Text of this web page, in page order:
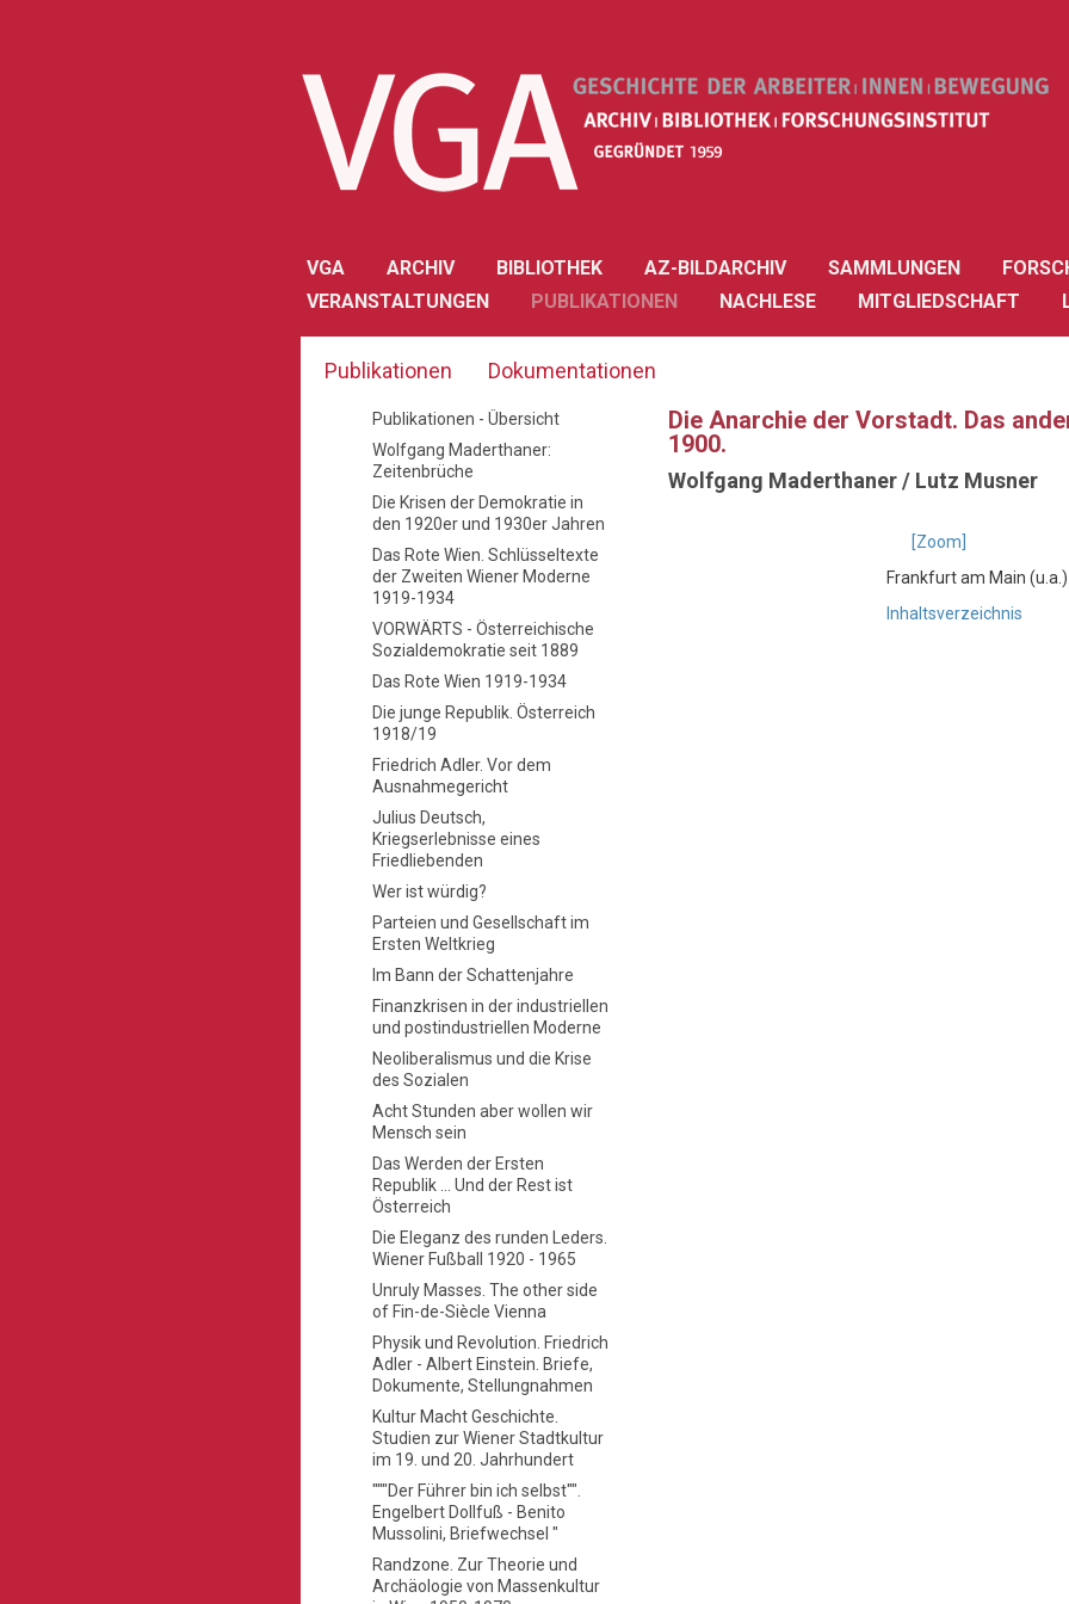
VGA ARCHIV BIBLIOTHEK AZ-BILDARCHIV SAMMLUNGEN
VERANSTALTUNGEN
PUBLIKATIONEN NACHLESE MITGLIEDSCHAFT
Publikationen Dokumentationen
Publikationen - Übersicht
Wolfgang Maderthaner:
Zeitenbrüche
Die Krisen der Demokratie in
den 1920er und 1930er Jahren
Das Rote Wien. Schlüsseltexte
der Zweiten Wiener Moderne
1919-1934
VORWÄRTS - Österreichische
Sozialdemokratie seit 1889
Das Rote Wien 1919-1934
Die junge Republik. Österreich
1918/19
Friedrich Adler. Vor dem
Ausnahmegericht
Julius Deutsch,
Kriegserlebnisse eines
Friedliebenden
Wer ist würdig?
Parteien und Gesellschaft im
Ersten Weltkrieg
Im Bann der Schattenjahre
Finanzkrisen in der industriellen
und postindustriellen Moderne
Neoliberalismus und die Krise
des Sozialen
Acht Stunden aber wollen wir
Mensch sein
Das Werden der Ersten
Republik ... Und der Rest ist
Österreich
Die Eleganz des runden Leders.
Wiener Fußball 1920 - 1965
Unruly Masses. The other side
of Fin-de-Siècle Vienna
Physik und Revolution. Friedrich
Adler - Albert Einstein. Briefe,
Dokumente, Stellungnahmen
Kultur Macht Geschichte.
Studien zur Wiener Stadtkultur
im 19. und 20. Jahrhundert
"""Der Führer bin ich selbst"".
Engelbert Dollfuß - Benito
Mussolini, Briefwechsel "
Randzone. Zur Theorie und
Archäologie von Massenkultur
Die Anarchie der Vorstadt. Das
1900.
Wolfgang Maderthaner / Lutz Musner
[Zoom]
Frankfurt am Main (u.a.)
Inhaltsverzeichnis